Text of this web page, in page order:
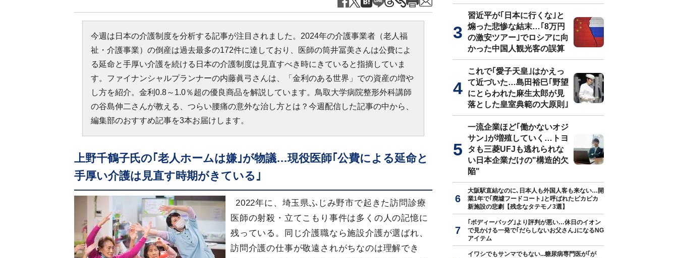
今週は日本の介護制度を分析する記事が注目されました。2024年の介護事業者（老人福
祉・介護事業）の倒産は過去最多の172件に達しており、医師の筒井冨美さんは公費によ
る延命と手厚い介護を続ける日本の介護制度は見直すべき時にきていると指摘していま
す。ファイナンシャルプランナーの内藤眞弓さんは、「金利のある世界」での資産の増や
し方を紹介。金利0.8～1.0％超の優良商品を解説しています。鳥取大学病院整形外科講師
の谷島伸二さんが教える、つらい腰痛の意外な治し方とは？今週配信した記事の中から、
編集部のおすすめ記事を3本お届けします。
上野千鶴子氏の｢老人ホームは嫌｣が物議…現役医師｢公費による延命と
手厚い介護は見直す時期がきている｣
2022年に、埼玉県ふじみ野市で起きた訪問診療
医師の射殺・立てこもり事件は多くの人の記憶に
残っている。同じ介護職なら施設介護が選ばれ、
訪問介護の仕事が敬遠されがちなのは理解でき
習近平が｢日本に行くな｣と
煽った悲惨な結末…｢8万円
の激安ツアー｣でロシアに向
かった中国人観光客の誤算
これで｢愛子天皇｣はかえっ
て近づいた…島田裕巳｢野望
にとらわれた麻生太郎が見
落とした皇室典範の大原則｣
一流企業ほど｢働かないオジ
サン｣が増殖していく…トヨ
タも三菱UFJも逃れられな
い日本企業だけの"構造的欠
陥"
大阪駅直結なのに､日本人も外国人客も来ない…開
業1年で｢廃墟フードコート｣と呼ばれたピカピカ
新施設の悲劇【残念なタテモノ3選】
｢ボディーバッグ｣より評判が悪い…休日のイオン
で見かける一発で｢だらしないお父さん｣になるNG
アイテム
イワシでもサンマでもない...糖尿病専門医が｢が